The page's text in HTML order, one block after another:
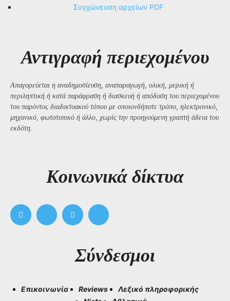
Συγχώνευση αρχείων PDF
Αντιγραφή περιεχομένου
Απαγορεύεται η αναδημοσίευση, αναπαραγωγή, ολική, μερική ή
περιληπτική ή κατά παράφραση ή διασκευή ή απόδοση του περιεχομένου
του παρόντος διαδικτυακού τόπου με οποιονδήποτε τρόπο, ηλεκτρονικό,
μηχανικό, φωτοτυπικό ή άλλο, χωρίς την προηγούμενη γραπτή άδεια του
εκδότη.
Kοινωνικά δίκτυα
Σύνδεσμοι
Επικοινωνία Reviews
Λεξικό πληροφορικής